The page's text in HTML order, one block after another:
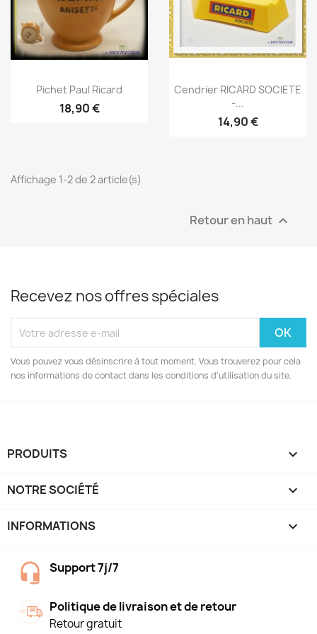
Aperçu rapide
Pichet Paul Ricard
18,90 €
Aperçu rapide
Cendrier RICARD SOCIETE
-...
14,90 €
Affichage 1-2 de 2 article(s)
Retour en haut 
Recevez nos offres spéciales
Vous pouvez vous désinscrire à tout moment. Vous trouverez pour cela
nos informations de contact dans les conditions d'utilisation du site.
PRODUITS 
NOTRE SOCIÉTÉ 
INFORMATIONS keyboard_arrow_down
Support 7j/7
Politique de livraison et de retour
Retour gratuit